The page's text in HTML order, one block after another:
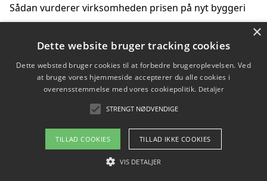
Sådan vurderer virksomheden prisen på nyt byggeri
Sådan får du hjælp til en hjemmeside uden binding
Copyright 2026 - Pilanto Aps
Om / kontakt
Blog Betingelser
×
Dette website bruger tracking cookies
Dette websted bruger cookies til at forbedre brugeroplevelsen. Ved
at bruge vores hjemmeside accepterer du alle cookies i
overensstemmelse med vores cookiepolitik. Detaljer
STRENGT NØDVENDIGE
TILLAD COOKIES TILLAD IKKE COOKIES
VIS DETALJER